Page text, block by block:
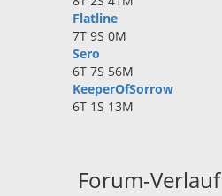
Flatline
7T 9S 0M
Sero
6T 7S 56M
KeeperOfSorrow
6T 1S 13M
Forum-Verlauf